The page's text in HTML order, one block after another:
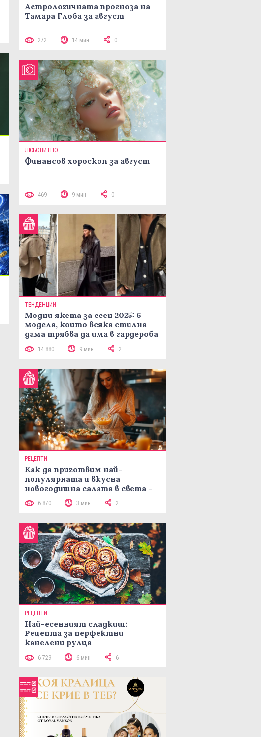
Астрологичната прогноза на
Тамара Глоба за август
272 14 мин 0
ЛЮБОПИТНО
Финансов хороскоп за август
469 9 мин 0
ТЕНДЕНЦИИ
Модни якета за есен 2025: 6
модела, които всяка стилна
дама трябва да има в гардероба
14 880 9 мин 2
РЕЦЕПТИ
Как да приготвим най-
популярната и вкусна
новогодишна салата в света -
рецепта Мимоза
6 870 3 мин 2
РЕЦЕПТИ
Най-есенният сладкиш:
Рецепта за перфектни
канелени рулца
6 729 6 мин 6